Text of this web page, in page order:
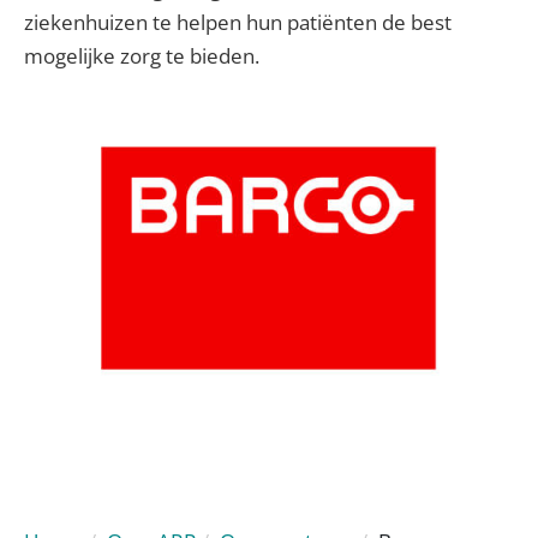
ziekenhuizen te helpen hun patiënten de best
mogelijke zorg te bieden.